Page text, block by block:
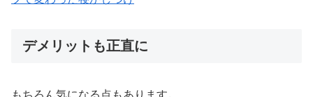
デメリットも正直に